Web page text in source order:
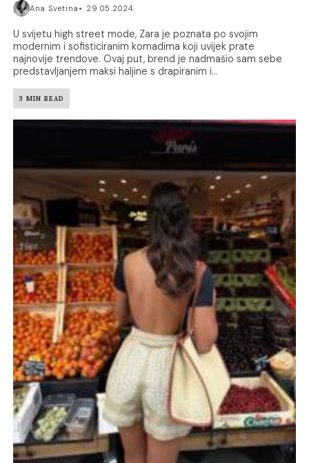
Ana Svetina 29.05.2024.
U svijetu high street mode, Zara je poznata po svojim
modernim i sofisticiranim komadima koji uvijek prate
najnovije trendove. Ovaj put, brend je nadmašio sam sebe
predstavljanjem maksi haljine s drapiranim i...
3 MIN READ